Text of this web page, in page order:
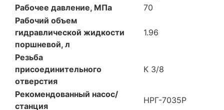
Рабочее давление, МПа
70
Рабочий объем
гидравлической жидкости
поршневой, л
1.96
Резьба
присоединительного
отверстия
К 3/8
Рекомендованный насос/
станция
НРГ-7035Р